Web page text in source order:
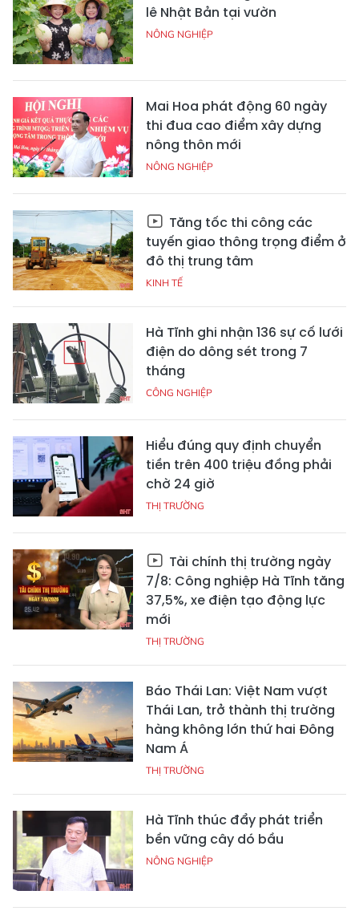
lê Nhật Bản tại vườn
NÔNG NGHIỆP
Mai Hoa phát động 60 ngày
thi đua cao điểm xây dựng
nông thôn mới
NÔNG NGHIỆP
Tăng tốc thi công các
tuyến giao thông trọng điểm ở
đô thị trung tâm
KINH TẾ
Hà Tĩnh ghi nhận 136 sự cố lưới
điện do dông sét trong 7
tháng
CÔNG NGHIỆP
Hiểu đúng quy định chuyển
tiền trên 400 triệu đồng phải
chờ 24 giờ
THỊ TRƯỜNG
Tài chính thị trường ngày
7/8: Công nghiệp Hà Tĩnh tăng
37,5%, xe điện tạo động lực
mới
THỊ TRƯỜNG
Báo Thái Lan: Việt Nam vượt
Thái Lan, trở thành thị trường
hàng không lớn thứ hai Đông
Nam Á
THỊ TRƯỜNG
Hà Tĩnh thúc đẩy phát triển
bền vững cây dó bầu
NÔNG NGHIỆP